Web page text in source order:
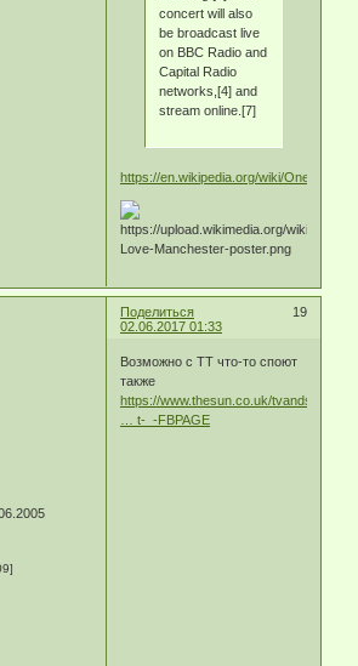
concert will also
be broadcast live
on BBC Radio and
Capital Radio
networks,[4] and
stream online.[7]
https://en.wikipedia.org/wiki/
Поделиться
19
02.06.2017 01:33
Возможно с ТТ что-то споют
также
https://www.thesun.co.uk/
… t-_-FBPAGE